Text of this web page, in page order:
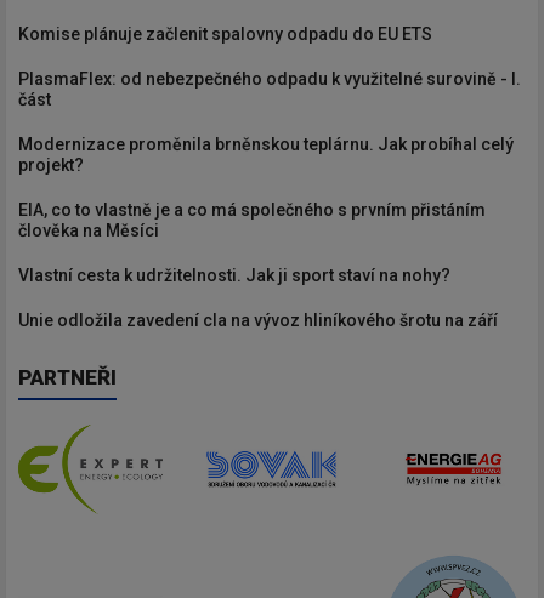
Komise plánuje začlenit spalovny odpadu do EU ETS
PlasmaFlex: od nebezpečného odpadu k využitelné surovině - I.
část
Modernizace proměnila brněnskou teplárnu. Jak probíhal celý
projekt?
EIA, co to vlastně je a co má společného s prvním přistáním
člověka na Měsíci
Vlastní cesta k udržitelnosti. Jak ji sport staví na nohy?
Unie odložila zavedení cla na vývoz hliníkového šrotu na září
PARTNEŘI